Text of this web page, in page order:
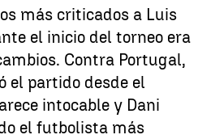
más criticados a Luis
el inicio del torneo era
Contra Portugal,
el partido desde el
intocable y Dani
el futbolista más